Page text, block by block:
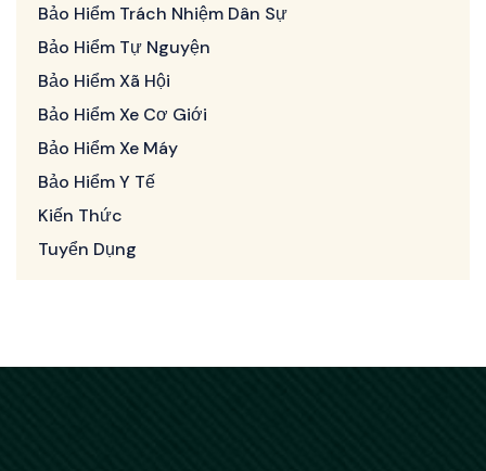
Bảo Hiểm Trách Nhiệm Dân Sự
Bảo Hiểm Tự Nguyện
Bảo Hiểm Xã Hội
Bảo Hiểm Xe Cơ Giới
Bảo Hiểm Xe Máy
Bảo Hiểm Y Tế
Kiến Thức
Tuyển Dụng